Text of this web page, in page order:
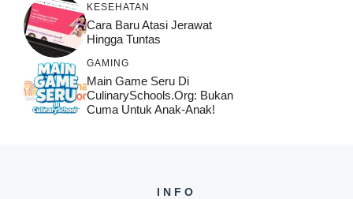
KESEHATAN
Cara Baru Atasi Jerawat
Hingga Tuntas
GAMING
Main Game Seru Di
CulinarySchools.org: Bukan
Cuma Untuk Anak-Anak!
INFO